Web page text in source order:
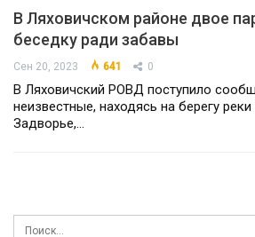
В Ляховичском районе двое
беседку ради забавы
Сен 20, 2023 641 0
В Ляховичский РОВД поступило
неизвестные, находясь на берегу
Задворье,…